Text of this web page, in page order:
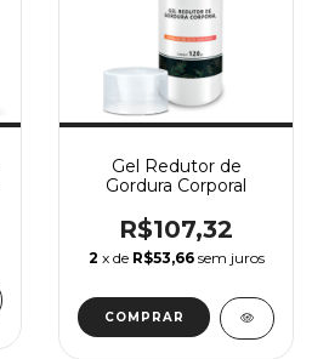
Gel Redutor de
Gordura Corporal
R$107,32
2 x de R$53,66 sem juros
COMPRAR